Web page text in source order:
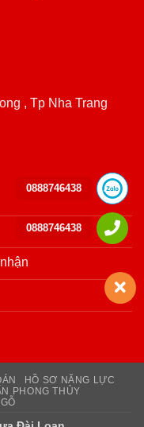
, Tp Nha Trang
HỒ SƠ NĂNG LỰC
PHONG THỦY
0888746438
0888746438